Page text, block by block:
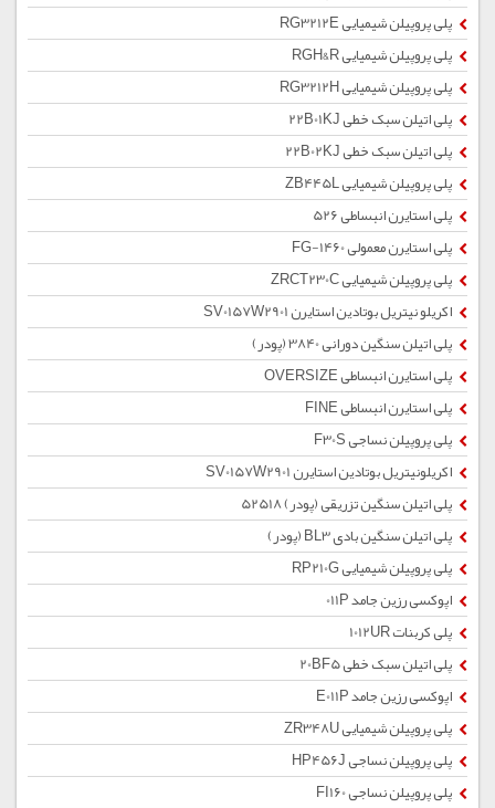
پلی پروپیلن شیمیایی RG3212E
پلی پروپیلن شیمیایی RGH&R
پلی پروپیلن شیمیایی RG3212H
پلی اتیلن سبک خطی 22B01KJ
پلی اتیلن سبک خطی 22B02KJ
پلی پروپیلن شیمیایی ZB445L
پلی استایرن انبساطی 526
پلی استایرن معمولی 1460-FG
پلی پروپیلن شیمیایی ZRCT230C
اکریلو نیتریل بوتادین استایرن SV0157W2901
پلی اتیلن سنگین دورانی 3840 (پودر)
پلی استایرن انبساطی OVERSIZE
پلی استایرن انبساطی FINE
پلی پروپیلن نساجی F30S
اکریلونیتریل بوتادین استایرن SV0157W2901
پلی اتیلن سنگین تزریقی (پودر) 52518
پلی اتیلن سنگین بادی BL3 (پودر)
پلی پروپیلن شیمیایی RP210G
اپوکسی رزین جامد 011P
پلی کربنات 1012UR
پلی اتیلن سبک خطی 20BF5
اپوکسی رزین جامد E011P
پلی پروپیلن شیمیایی ZR348U
پلی پروپیلن نساجی HP456J
پلی پروپیلن نساجی FI160